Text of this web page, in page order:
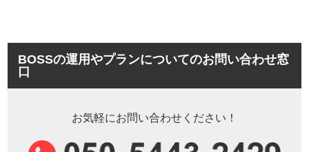
BOSSの運用やプランについてのお問い合わせ窓
口
お気軽にお問い合わせください！